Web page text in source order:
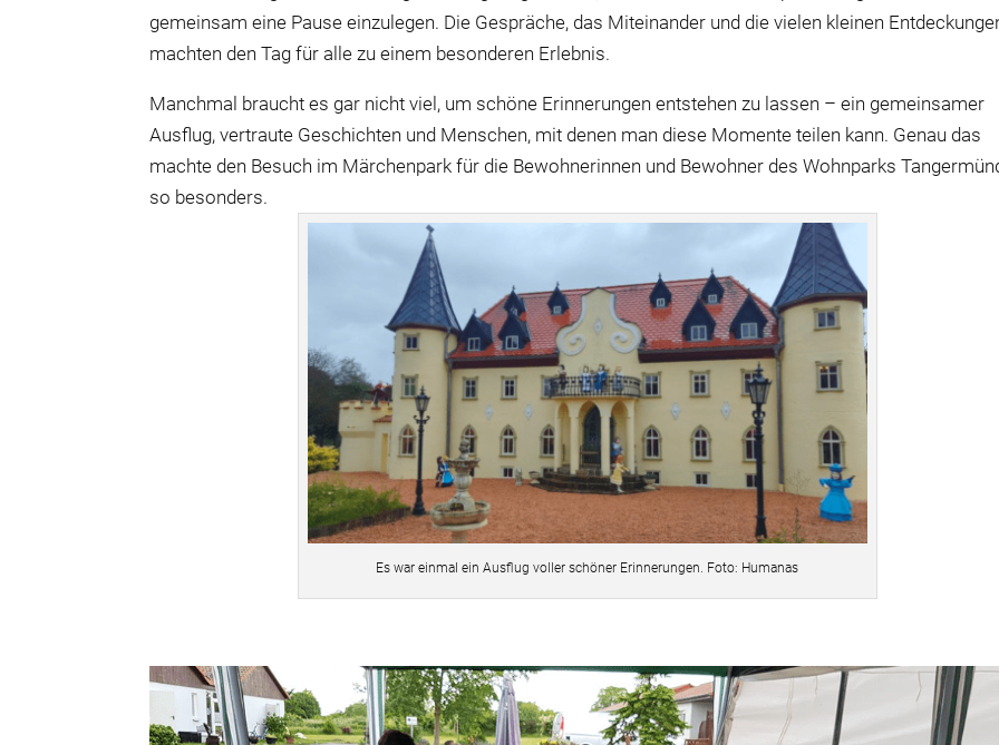
gemeinsam eine Pause einzulegen. Die Gespräche, das Miteinander und die vielen kleinen
machten den Tag für alle zu einem besonderen Erlebnis.
Manchmal braucht es gar nicht viel, um schöne Erinnerungen entstehen zu lassen – ein gemeinsamer
Ausflug, vertraute Geschichten und Menschen, mit denen man diese Momente teilen kann. Genau das
machte den Besuch im Märchenpark für die Bewohnerinnen und Bewohner des Wohnparks
so besonders.
Es war einmal ein Ausflug voller schöner Erinnerungen. Foto: Humanas